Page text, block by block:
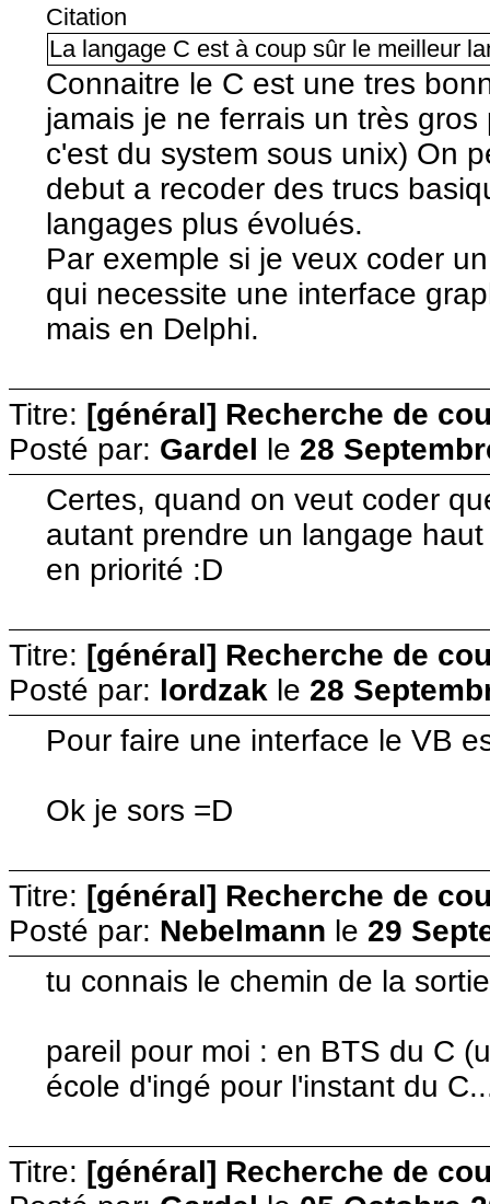
Citation
La langage C est à coup sûr le meilleur
Connaitre le C est une tres
jamais je ne ferrais un très
c'est du system sous unix) On
debut a recoder des trucs
langages plus évolués.
Par exemple si je veux coder
qui necessite une interface
mais en Delphi.
Titre: [général] Recherche de
Posté par: Gardel le 28
Certes, quand on veut coder
autant prendre un langage
en priorité :D
Titre: [général] Recherche de
Posté par: lordzak le 28
Pour faire une interface le VB
Ok je sors =D
Titre: [général] Recherche de
Posté par: Nebelmann le 29
tu connais le chemin de la
pareil pour moi : en BTS du C
école d'ingé pour l'instant du
Titre: [général] Recherche de